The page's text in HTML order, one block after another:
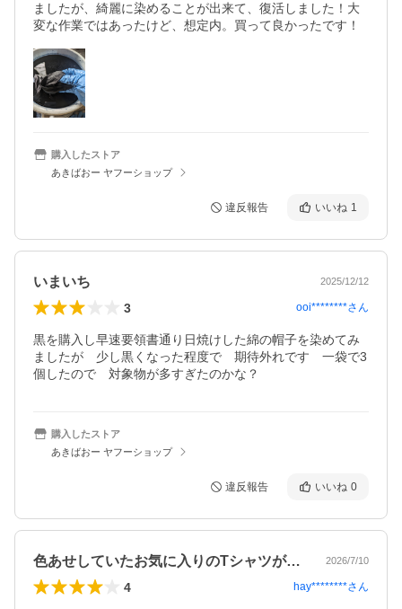
ましたが、綺麗に染めることが出来て、復活しました！大
変な作業ではあったけど、想定内。買って良かったです！
購入したストア
あきばおー ヤフーショップ
違反報告 いいね 1
いまいち 2025/12/12
3 ooi********さん
黒を購入し早速要領書通り日焼けした綿の帽子を染めてみ
ましたが　少し黒くなった程度で　期待外れです　一袋で3
購入したストア
あきばおー ヤフーショップ
違反報告 いいね 0
色あせしていたお気に入りのTシャツが復… 2026/7/10
4 hay********さん